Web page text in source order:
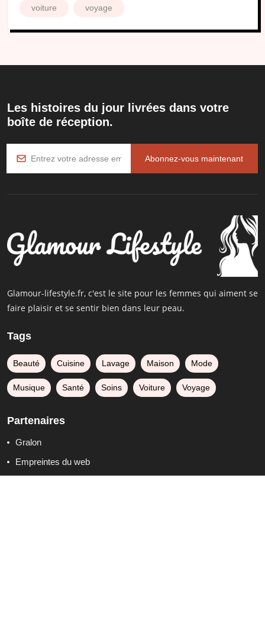
voiture voyage
Les histoires du jour livrées dans votre
boîte de réception.
Abonnez-vous maintenant
Glamour-lifestyle.fr, c'est le site pour les femmes qui aiment se
faire plaisir et se sentir bien dans leur peau.
Tags
Beauté Cuisine Lavage Maison Mode
Musique Santé Soins Voiture Voyage
Partenaires
Gralon
Empreintes du web